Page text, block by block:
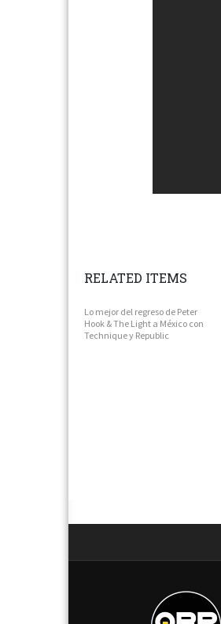
RELATED ITEMS
Lo mejor del regreso de Peter
Hook & The Light a México con
Technique y Republic